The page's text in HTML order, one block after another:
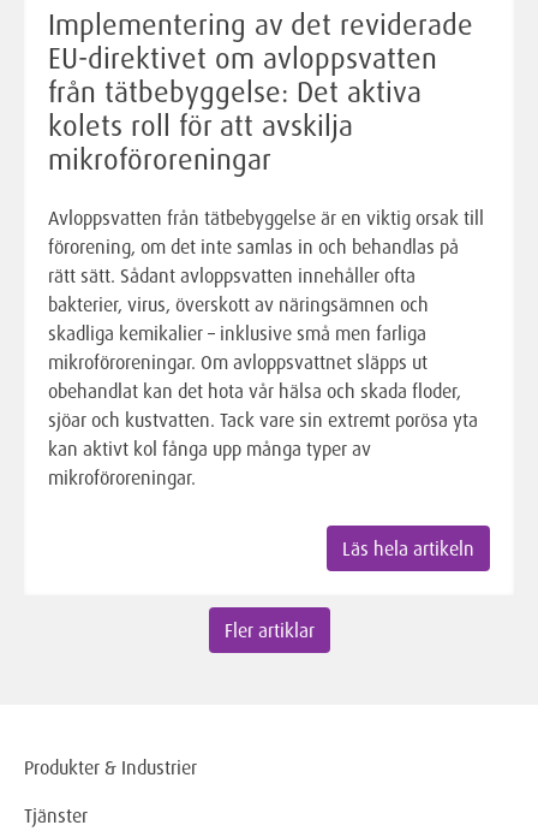
Implementering av det reviderade
EU-direktivet om avloppsvatten
från tätbebyggelse: Det aktiva
kolets roll för att avskilja
mikroföroreningar
Avloppsvatten från tätbebyggelse är en viktig orsak till
förorening, om det inte samlas in och behandlas på
rätt sätt. Sådant avloppsvatten innehåller ofta
bakterier, virus, överskott av näringsämnen och
skadliga kemikalier – inklusive små men farliga
mikroföroreningar. Om avloppsvattnet släpps ut
obehandlat kan det hota vår hälsa och skada floder,
sjöar och kustvatten. Tack vare sin extremt porösa yta
kan aktivt kol fånga upp många typer av
mikroföroreningar.
Läs hela artikeln
Fler artiklar
Produkter & Industrier
Tjänster